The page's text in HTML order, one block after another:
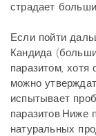
страдает
Если пойти
Кандида
паразитом, хотя
можно
испытывает
паразитов.Ниже
натуральных